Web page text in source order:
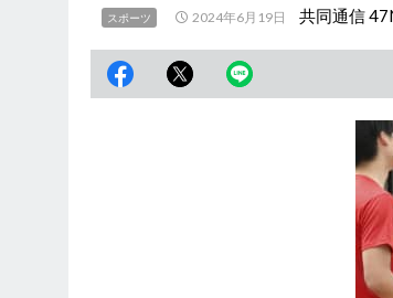
スポーツ 2024年6月19日 共同通信